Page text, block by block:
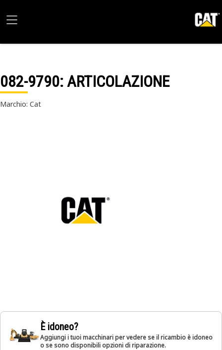
082-9790: ARTICOLAZIONE
Marchio: Cat
È idoneo?
Aggiungi i tuoi macchinari per vedere se il ricambio è idoneo
o se sono disponibili opzioni di riparazione.